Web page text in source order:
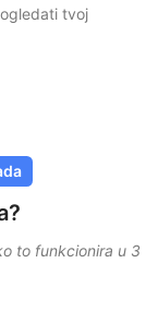
tvoj
odvijaju se
usluge osmišljene
ostao zaštićen.
znači da
već su
to funkcionira u 3